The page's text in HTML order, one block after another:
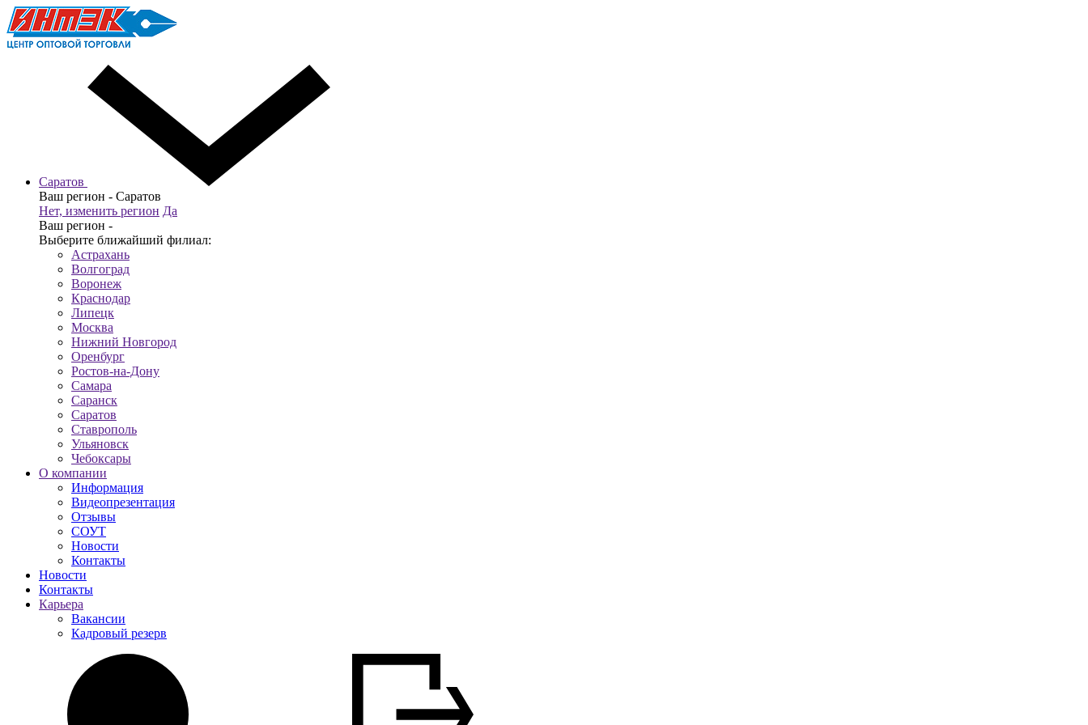
Саратов
Ваш регион - Саратов
Нет, изменить регион Да
Ваш регион -
Выберите ближайший филиал:
Астрахань
Волгоград
Воронеж
Краснодар
Липецк
Москва
Нижний Новгород
Оренбург
Ростов-на-Дону
Самара
Саранск
Саратов
Ставрополь
Ульяновск
Чебоксары
О компании
Информация
Видеопрезентация
Отзывы
СОУТ
Новости
Контакты
Новости
Контакты
Карьера
Вакансии
Кадровый резерв